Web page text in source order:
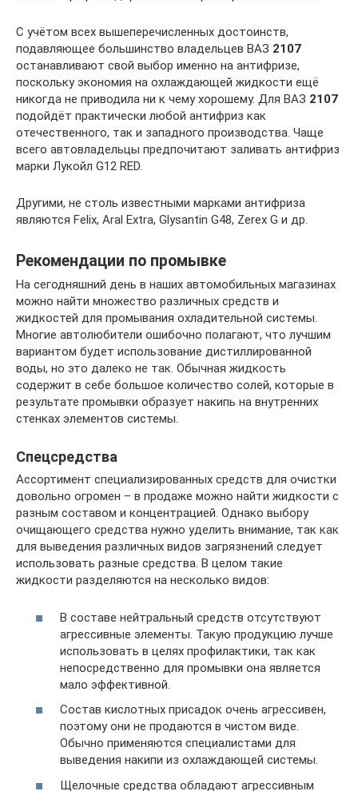
С учётом всех вышеперечисленных достоинств,
подавляющее большинство владельцев ВАЗ 2107
останавливают свой выбор именно на антифризе,
поскольку экономия на охлаждающей жидкости ещё
никогда не приводила ни к чему хорошему. Для ВАЗ 2107
подойдёт практически любой антифриз как
отечественного, так и западного производства. Чаще
всего автовладельцы предпочитают заливать антифриз
марки Лукойл G12 RED.
Другими, не столь известными марками антифриза
являются Felix, Aral Extra, Glysantin G48, Zerex G и др.
Рекомендации по промывке
На сегодняшний день в наших автомобильных магазинах
можно найти множество различных средств и
жидкостей для промывания охладительной системы.
Многие автолюбители ошибочно полагают, что лучшим
вариантом будет использование дистиллированной
воды, но это далеко не так. Обычная жидкость
содержит в себе большое количество солей, которые в
результате промывки образует накипь на внутренних
стенках элементов системы.
Спецсредства
Ассортимент специализированных средств для очистки
довольно огромен – в продаже можно найти жидкости с
разным составом и концентрацией. Однако выбору
очищающего средства нужно уделить внимание, так как
для выведения различных видов загрязнений следует
использовать разные средства. В целом такие
жидкости разделяются на несколько видов:
В составе нейтральный средств отсутствуют
агрессивные элементы. Такую продукцию лучше
использовать в целях профилактики, так как
непосредственно для промывки она является
мало эффективной.
Состав кислотных присадок очень агрессивен,
поэтому они не продаются в чистом виде.
Обычно применяются специалистами для
выведения накипи из охлаждающей системы.
Щелочные средства обладают агрессивным